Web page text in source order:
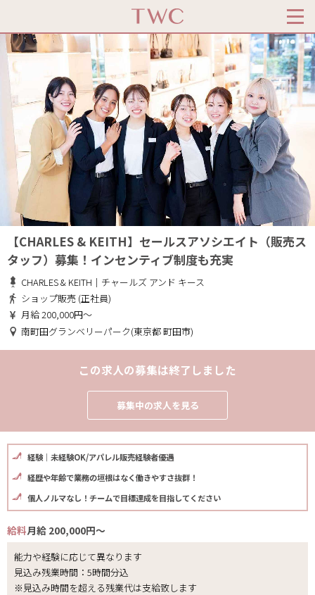
【CHARLES & KEITH】セールスアソシエイト（販売ス
タッフ）募集！インセンティブ制度も充実
CHARLES & KEITH｜チャールズ アンド キース
ショップ販売 (正社員)
月給 200,000円～
南町田グランベリーパーク(東京都 町田市)
この求人の募集は終了しました
募集中の求人を見る
経験｜未経験OK/アパレル販売経験者優遇
経歴や年齢で業務の垣根はなく働きやすさ抜群！
個人ノルマなし！チームで目標達成を目指してください
給料月給 200,000円～
能力や経験に応じて異なります
見込み残業時間：5時間分込
※見込み時間を超える残業代は支給致します